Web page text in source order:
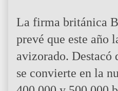
La firma británica
prevé que este año
avizorado. Destacó
se convierte en la